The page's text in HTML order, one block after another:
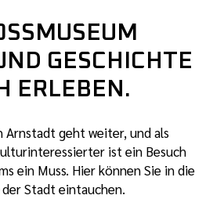
GESCHICHTE
ERLEBEN.
Arnstadt geht weiter, und als
ist ein Besuch
ein Muss. Hier können Sie in die
Stadt eintauchen.